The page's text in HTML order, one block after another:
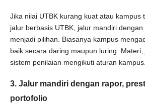
Jika nilai UTBK kurang kuat atau kampus
jalur berbasis UTBK, jalur mandiri
menjadi pilihan. Biasanya kampus
baik secara daring maupun luring.
sistem penilaian mengikuti aturan kampus.
3. Jalur mandiri dengan rapor,
portofolio